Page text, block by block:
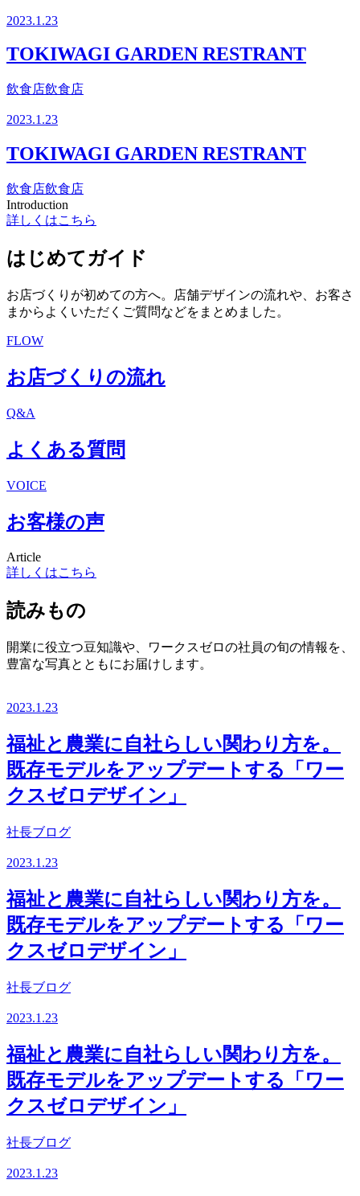
2023.1.23
TOKIWAGI GARDEN RESTRANT
飲食店飲食店
2023.1.23
TOKIWAGI GARDEN RESTRANT
飲食店飲食店
Introduction
詳しくはこちら
はじめてガイド
お店づくりが初めての方へ。店舗デザインの流れや、お客さ
まからよくいただくご質問などをまとめました。
FLOW
お店づくりの流れ
Q&A
よくある質問
VOICE
お客様の声
Article
詳しくはこちら
読みもの
開業に役立つ豆知識や、ワークスゼロの社員の旬の情報を、
豊富な写真とともにお届けします。
2023.1.23
福祉と農業に自社らしい関わり方を。
既存モデルをアップデートする「ワー
クスゼロデザイン」
社長ブログ
2023.1.23
福祉と農業に自社らしい関わり方を。
既存モデルをアップデートする「ワー
クスゼロデザイン」
社長ブログ
2023.1.23
福祉と農業に自社らしい関わり方を。
既存モデルをアップデートする「ワー
クスゼロデザイン」
社長ブログ
2023.1.23